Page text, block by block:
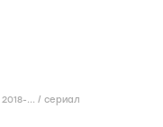
2018-... / сериал